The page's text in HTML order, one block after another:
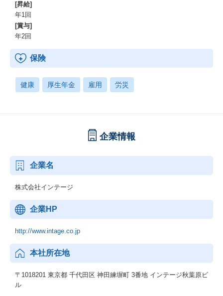
[昇給]
年1回
[賞与]
年2回
保険
健康 厚生年金 雇用 労災
企業情報
企業名
株式会社インテージ
企業HP
http://www.intage.co.jp
本社所在地
〒1018201 東京都 千代田区 神田練塀町 3番地 インテージ秋葉原ビ
ル